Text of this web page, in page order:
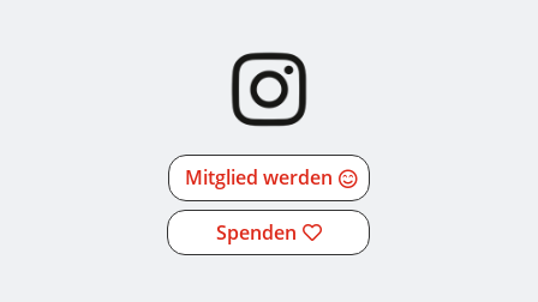
Mitglied werden
Spenden